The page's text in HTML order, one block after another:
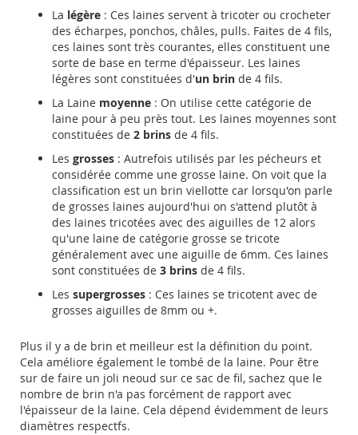
La légère : Ces laines servent à tricoter ou crocheter
des écharpes, ponchos, châles, pulls. Faites de 4 fils,
ces laines sont très courantes, elles constituent une
sorte de base en terme d'épaisseur. Les laines
légères sont constituées d'un brin de 4 fils.
La Laine moyenne : On utilise cette catégorie de
laine pour à peu près tout. Les laines moyennes sont
constituées de 2 brins de 4 fils.
Les grosses : Autrefois utilisés par les pécheurs et
considérée comme une grosse laine. On voit que la
classification est un brin viellotte car lorsqu'on parle
de grosses laines aujourd'hui on s'attend plutôt à
des laines tricotées avec des aiguilles de 12 alors
qu'une laine de catégorie grosse se tricote
généralement avec une aiguille de 6mm. Ces laines
sont constituées de 3 brins de 4 fils.
Les supergrosses : Ces laines se tricotent avec de
grosses aiguilles de 8mm ou +.
Plus il y a de brin et meilleur est la définition du point.
Cela améliore également le tombé de la laine. Pour être
sur de faire un joli neoud sur ce sac de fil, sachez que le
nombre de brin n'a pas forcément de rapport avec
l'épaisseur de la laine. Cela dépend évidemment de leurs
diamètres respectfs.